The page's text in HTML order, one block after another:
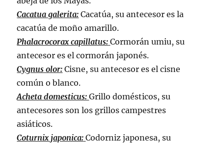
Cacatua galerita: Cacatúa, su antecesor es la
cacatúa de moño amarillo.
Phalacrocorax capillatus: Cormorán umiu, su
antecesor es el cormorán japonés.
Cygnus olor: Cisne, su antecesor es el cisne
común o blanco.
Acheta domesticus:Grillo domésticos, su
antecesores son los grillos campestres
asiáticos.
Coturnix japonica: Codorniz japonesa, su